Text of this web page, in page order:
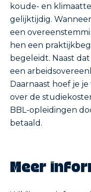
koude- en
gelijktijdig.
een
hen een
begeleidt. Naast
een
Daarnaast hoef je
over de
BBL-opleidingen
betaald.
Meer